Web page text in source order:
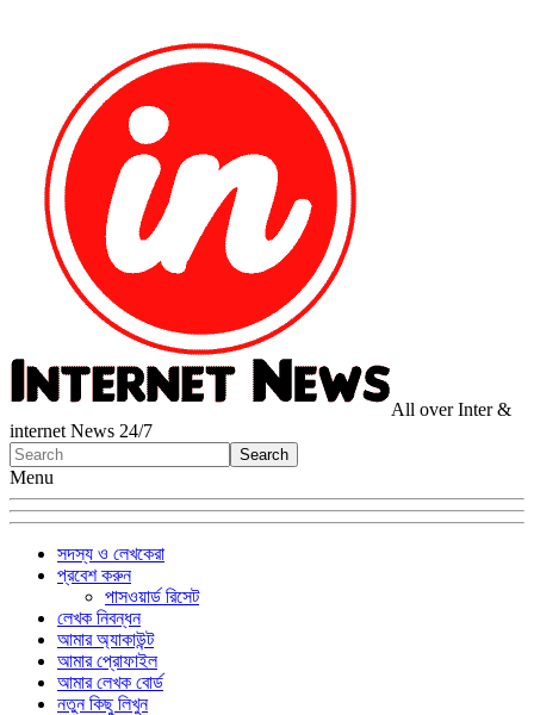
All over Inter &
internet News 24/7
Menu
সদস্য ও লেখকেরা
প্রবেশ করুন
পাসওয়ার্ড রিসেট
লেখক নিবন্ধন
আমার অ্যাকাউন্ট
আমার প্রোফাইল
আমার লেখক বোর্ড
নতুন কিছু লিখুন